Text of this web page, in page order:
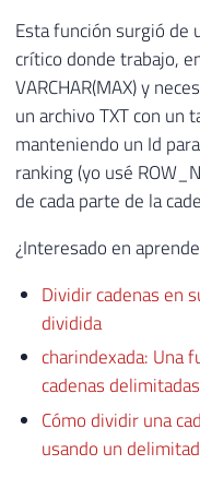
Esta función surgió de
crítico donde trabajo,
VARCHAR(MAX) y
un archivo TXT con un
manteniendo un Id
ranking (yo usé
de cada parte de la
¿Interesado en
Dividir cadenas en
dividida
charindexada: Una
cadenas
Cómo dividir una
usando un